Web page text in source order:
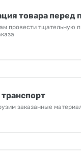
товара перед
провести тщательную
транспорт
заказанные